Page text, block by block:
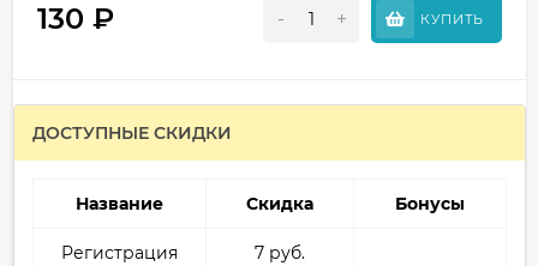
130 ₽ - + КУПИТЬ
ДОСТУПНЫЕ СКИДКИ
Название Скидка Бонусы
Регистрация 7 руб.